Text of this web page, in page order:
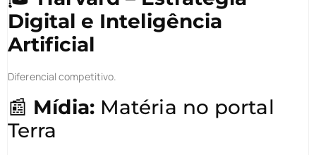
Digital e Inteligência
Artificial
Diferencial competitivo.
📰 Mídia:Matéria no portal
Terra